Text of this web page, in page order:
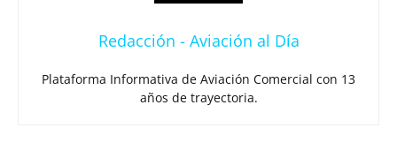
Redacción - Aviación al Día
Plataforma Informativa de Aviación Comercial con 13
años de trayectoria.